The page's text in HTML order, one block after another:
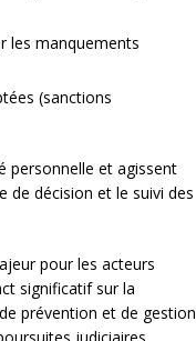
les manquements
(sanctions
personnelle et agissent
de décision et le suivi des
pour les acteurs
significatif sur la
prévention et de gestion